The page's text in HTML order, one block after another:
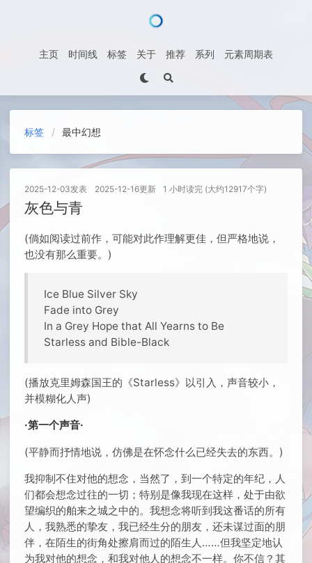
主页 时间线 标签 关于 推荐 系列 元素周期表
标签 最中幻想
2025-12-03发表 2025-12-16更新 1 小时读完 (大约12917个字)
灰色与青
(倘如阅读过前作，可能对此作理解更佳，但严格地说，
也没有那么重要。)
Ice Blue Silver Sky
Fade into Grey
In a Grey Hope that All Yearns to Be
Starless and Bible-Black
(播放克里姆森国王的《Starless》以引入，声音较小，
并模糊化人声)
·第一个声音·
(平静而抒情地说，仿佛是在怀念什么已经失去的东西。)
我抑制不住对他的想念，当然了，到一个特定的年纪，人
们都会想念过往的一切；特别是像我现在这样，处于由欲
望编织的舶来之城之中的。我想念将听到我这番话的所有
人，我熟悉的挚友，我已经生分的朋友，还未谋过面的朋
伴，在陌生的街角处擦肩而过的陌生人……但我坚定地认
为我对他的想念，和我对他人的想念不一样。你不信？其